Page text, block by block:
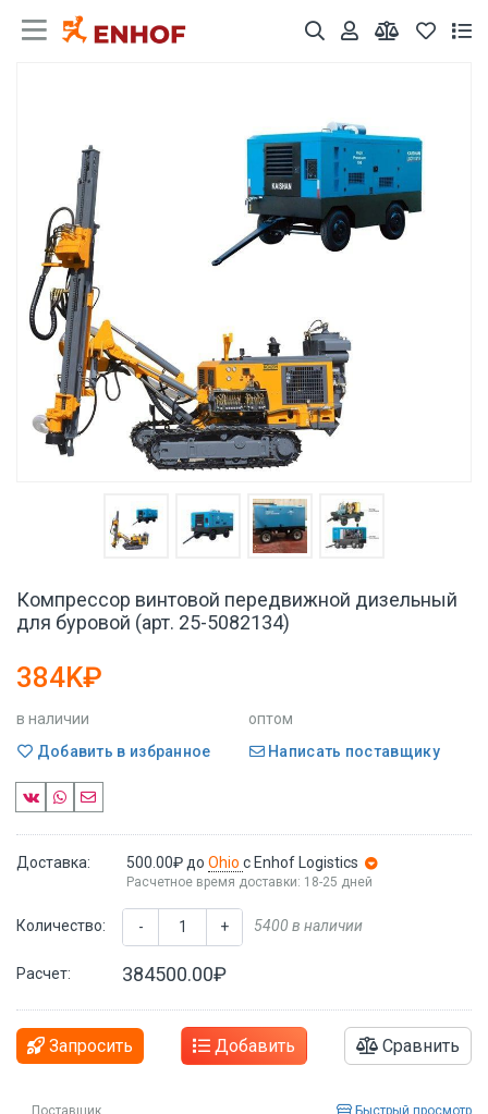
Компрессор винтовой передвижной дизельный
для буровой (арт. 25-5082134)
384K₽
в наличии
оптом
Добавить в избранное
Написать поставщику
Доставка: 500.00₽ до Ohio с Enhof Logistics
Расчетное время доставки: 18-25 дней
Количество: - + 5400 в наличии
Расчет: 384500.00₽
Запросить Добавить Сравнить